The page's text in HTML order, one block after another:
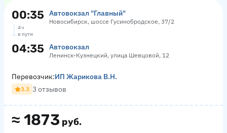
00:35 Автовокзал "Главный"
Новосибирск, шоссе Гусинобродское, 37/2
4 ч
в пути
04:35 Автовокзал
Ленинск-Кузнецкий, улица Шевцовой, 12
≈ 1873 руб.
Перевозчик:ИП Жарикова В.Н.
3.3 3 отзывов